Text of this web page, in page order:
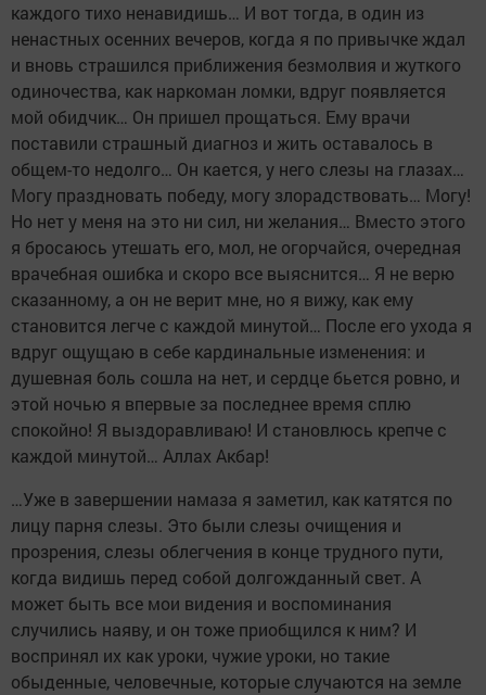
каждого тихо ненавидишь… И вот тогда, в один из
ненастных осенних вечеров, когда я по привычке ждал
и вновь страшился приближения безмолвия и жуткого
одиночества, как наркоман ломки, вдруг появляется
мой обидчик… Он пришел прощаться. Ему врачи
поставили страшный диагноз и жить оставалось в
общем-то недолго… Он кается, у него слезы на глазах…
Могу праздновать победу, могу злорадствовать… Могу!
Но нет у меня на это ни сил, ни желания… Вместо этого
я бросаюсь утешать его, мол, не огорчайся, очередная
врачебная ошибка и скоро все выяснится… Я не верю
сказанному, а он не верит мне, но я вижу, как ему
становится легче с каждой минутой… После его ухода я
вдруг ощущаю в себе кардинальные изменения: и
душевная боль сошла на нет, и сердце бьется ровно, и
этой ночью я впервые за последнее время сплю
спокойно! Я выздоравливаю! И становлюсь крепче с
каждой минутой… Аллах Акбар!
…Уже в завершении намаза я заметил, как катятся по
лицу парня слезы. Это были слезы очищения и
прозрения, слезы облегчения в конце трудного пути,
когда видишь перед собой долгожданный свет. А
может быть все мои видения и воспоминания
случились наяву, и он тоже приобщился к ним? И
воспринял их как уроки, чужие уроки, но такие
обыденные, человечные, которые случаются на земле